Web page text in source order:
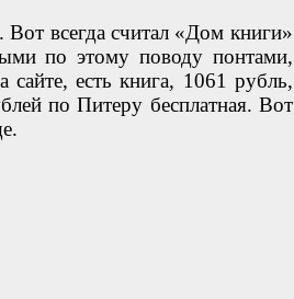
всегда считал «Дом книги»
по этому поводу понтами,
есть книга, 1061 рубль,
по Питеру бесплатная. Вот